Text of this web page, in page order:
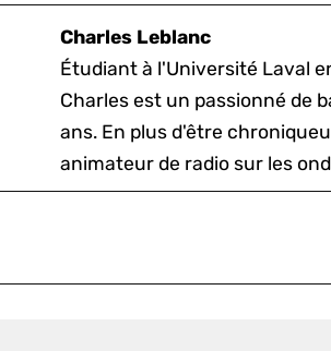
Charles Leblanc
Étudiant à l'Université Laval
Charles est un passionné de
ans. En plus d'être
animateur de radio sur les